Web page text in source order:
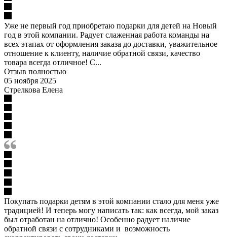
Уже не первый год приобретаю подарки для детей на Новый
год в этой компании. Радует слаженная работа команды на
всех этапах от оформления заказа до доставки, уважительное
отношение к клиенту, наличие обратной связи, качество
товара всегда отличное! С...
Отзыв полностью
05 ноября 2025
Стрелкова Елена
Покупать подарки детям в этой компании стало для меня уже
традицией! И теперь могу написать так: как всегда, мой заказ
был отработан на отлично! Особенно радует наличие
обратной связи с сотрудниками и возможность